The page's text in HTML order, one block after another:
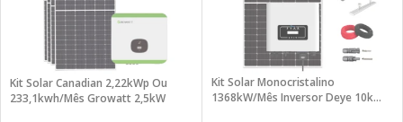
Kit Solar Canadian 2,22kWp Ou
233,1kwh/mês Growatt 2,5kW
Kit Solar Monocristalino
1368kW/mês Inversor Deye 10kW